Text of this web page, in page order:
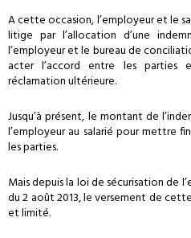
A cette occasion, l’employeur et le
litige par l’allocation d’une
l’employeur et le bureau de
acter l’accord entre les
réclamation ultérieure.
Jusqu’à présent, le montant de
l’employeur au salarié pour mettre
les parties.
Mais depuis la loi de sécurisation de
du 2 août 2013, le versement de
et limité.